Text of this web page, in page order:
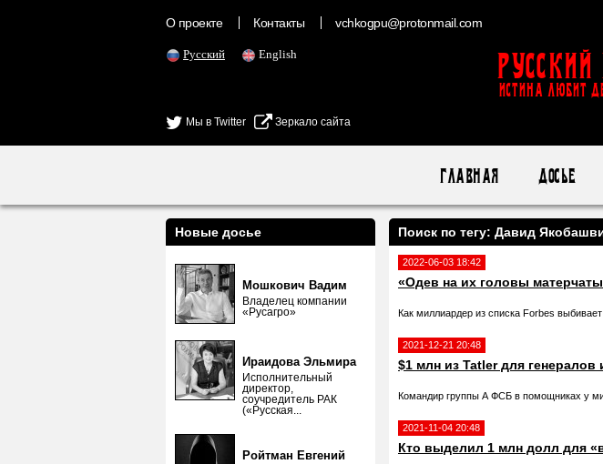
О проекте Контакты vchkogpu@protonmail.com
Русский English
Мы в Twitter Зеркало сайта
ИСТИНА ЛЮБИТ
Главная Досье
Новые досье
Мошкович Вадим
Владелец компании
«Русагро»
Ираидова Эльмира
Исполнительный
директор,
соучредитель РАК
(«Русская...
Ройтман Евгений
Поиск по тегу: Давид
2022-06-03 18:42
«Одев на их головы
Как миллиардер из списка Forbes выбивает
2021-12-21 20:48
$1 млн из Tatler для генералов
Командир группы А ФСБ в помощниках у
2021-11-04 20:48
Кто выделил 1 млн долл для